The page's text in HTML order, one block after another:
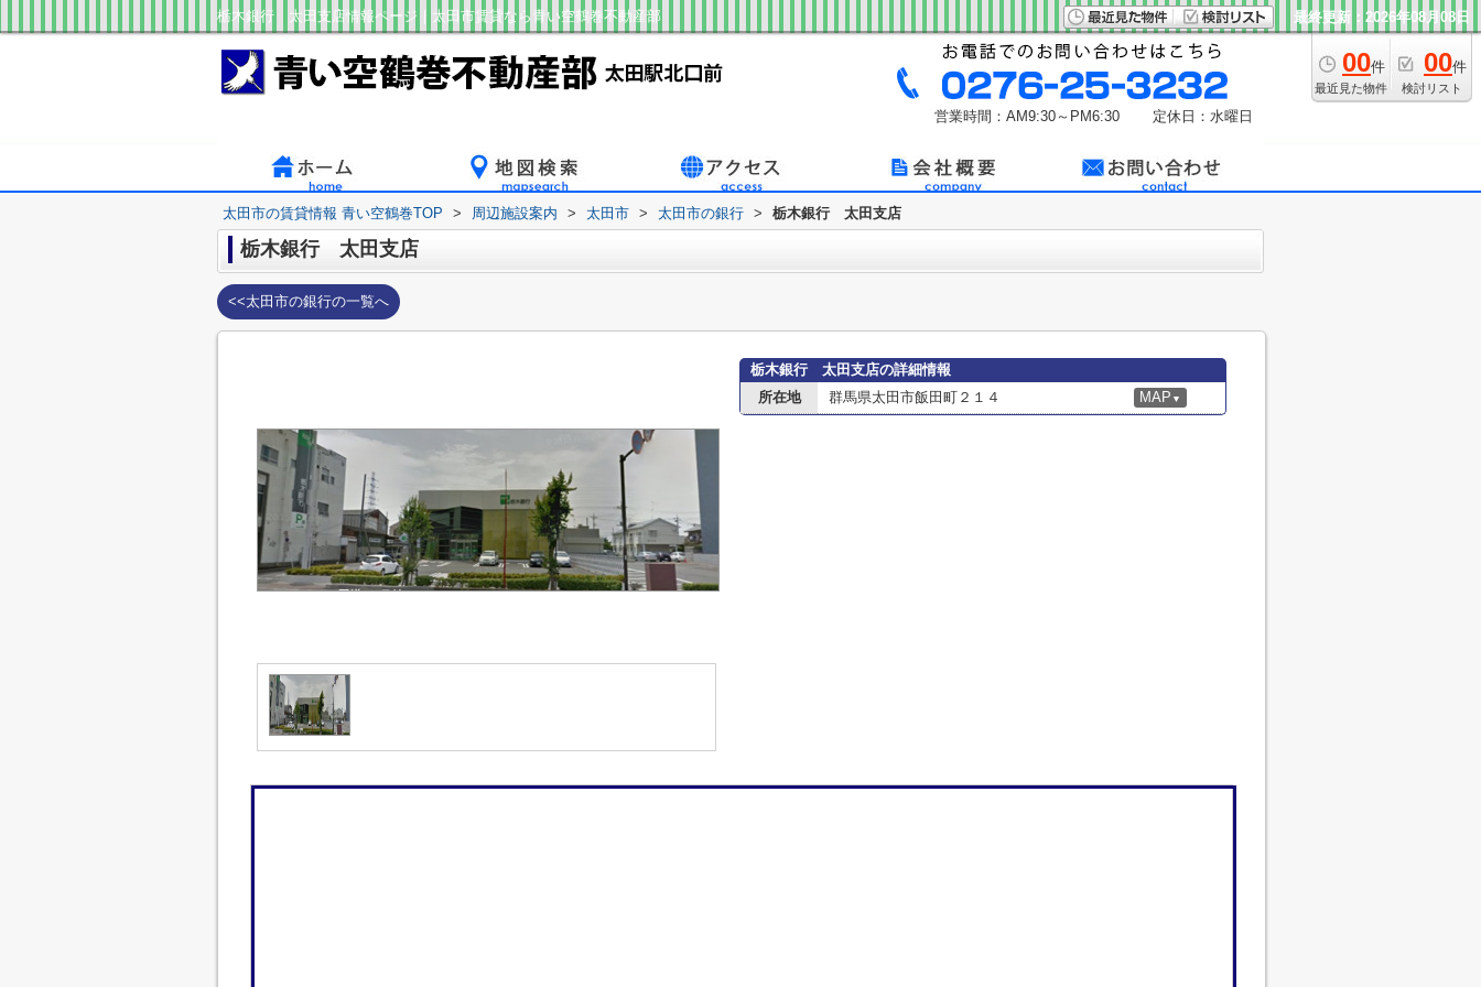
栃木銀行 太田支店情報ページ｜太田市賃貸なら青い空鶴巻不動産部 最終更新：2026年08月08日
00件
最近見た物件
00件
検討リスト
営業時間：AM9:30～PM6:30 定休日：水曜日
太田市の賃貸情報 青い空鶴巻TOP > 周辺施設案内 > 太田市 > 太田市の銀行 > 栃木銀行 太田支店
栃木銀行 太田支店
<<太田市の銀行の一覧へ
栃木銀行 太田支店の詳細情報
所在地
群馬県太田市飯田町２１４ MAP ▼